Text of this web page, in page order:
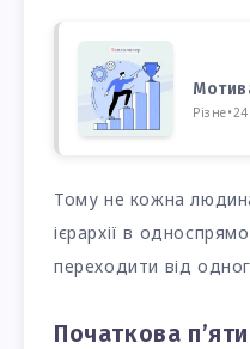
Різне•
Тому не кожна
ієрархії в
переходити від
Початкова